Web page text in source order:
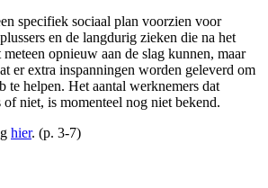
specifiek sociaal plan voorzien voor
en de langdurig zieken die na het
opnieuw aan de slag kunnen, maar
er extra inspanningen worden geleverd om
te helpen. Het aantal werknemers dat
niet, is momenteel nog niet bekend.
hier. (p. 3-7)